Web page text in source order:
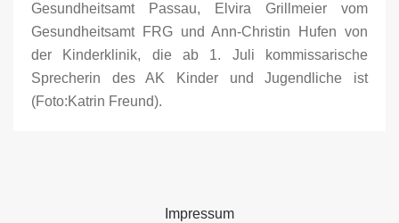
Gesundheitsamt Passau, Elvira Grillmeier vom
Gesundheitsamt FRG und Ann-Christin Hufen von
der Kinderklinik, die ab 1. Juli kommissarische
Sprecherin des AK Kinder und Jugendliche ist
(Foto:Katrin Freund).
Impressum